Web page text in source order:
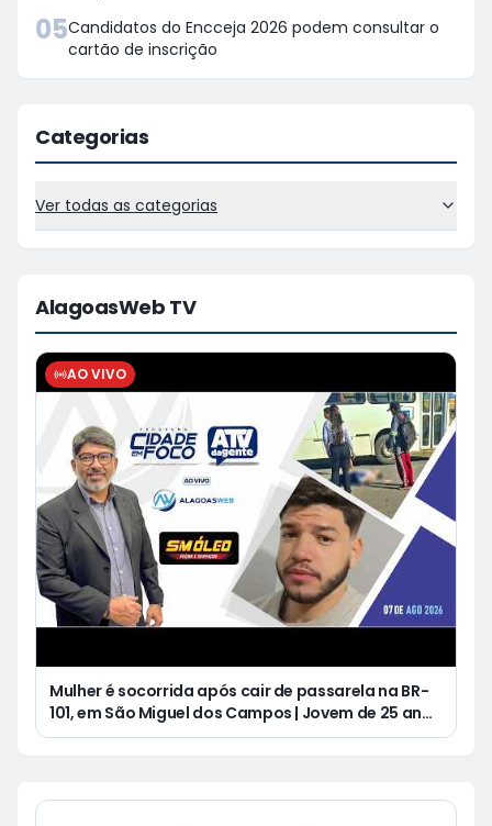
05Candidatos do Encceja 2026 podem consultar o
cartão de inscrição
Categorias
Ver todas as categorias
AlagoasWeb TV
AO VIVO
Mulher é socorrida após cair de passarela na BR-
101, em São Miguel dos Campos | Jovem de 25 anos
morre após acidente de moto no Distrito